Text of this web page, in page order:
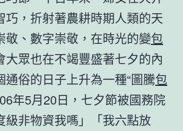
巧，折射著農耕時期人類的天
敬、數字崇敬，在時光的變包
大眾也在不竭豐盛著七夕的內
通俗的日子上升為一種“圖騰包
年5月20日，七夕節被國務院
級非物資我嗎」「我六點放